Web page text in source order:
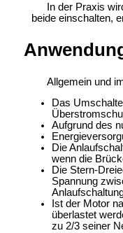
In der Praxis
beide einschalten,
Allgemein und
Das
Aufgrund des
Die
wenn die
Die Stern-
Spannung
Ist der Motor
überlastet
zu 2/3 seiner